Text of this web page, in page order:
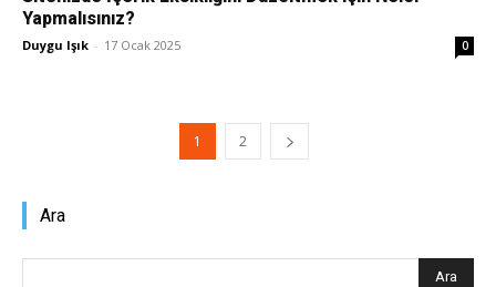
Yapmalısınız?
Duygu Işık - 17 Ocak 2025 0
1 2
Ara